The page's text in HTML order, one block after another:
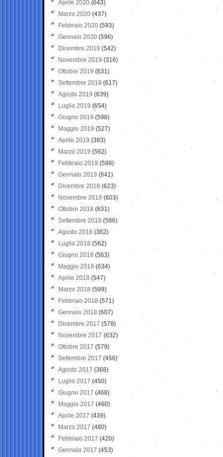
Aprile 2020 (643)
Marzo 2020 (437)
Febbraio 2020 (593)
Gennaio 2020 (596)
Dicembre 2019 (542)
Novembre 2019 (316)
Ottobre 2019 (631)
Settembre 2019 (617)
Agosto 2019 (639)
Luglio 2019 (654)
Giugno 2019 (598)
Maggio 2019 (527)
Aprile 2019 (383)
Marzo 2019 (562)
Febbraio 2019 (598)
Gennaio 2019 (641)
Dicembre 2018 (623)
Novembre 2018 (603)
Ottobre 2018 (631)
Settembre 2018 (586)
Agosto 2018 (362)
Luglio 2018 (562)
Giugno 2018 (563)
Maggio 2018 (634)
Aprile 2018 (547)
Marzo 2018 (599)
Febbraio 2018 (571)
Gennaio 2018 (607)
Dicembre 2017 (578)
Novembre 2017 (632)
Ottobre 2017 (579)
Settembre 2017 (456)
Agosto 2017 (368)
Luglio 2017 (450)
Giugno 2017 (468)
Maggio 2017 (460)
Aprile 2017 (439)
Marzo 2017 (480)
Febbraio 2017 (420)
Gennaio 2017 (453)